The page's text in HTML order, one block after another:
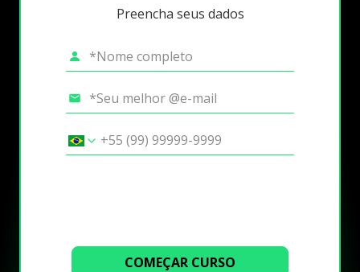
Preencha seus dados
COMEÇAR CURSO